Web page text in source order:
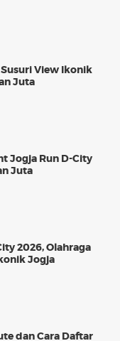
View Ikonik
Juta
Jogja Run D-City
Juta
2026, Olahraga
Jogja
dan Cara Daftar